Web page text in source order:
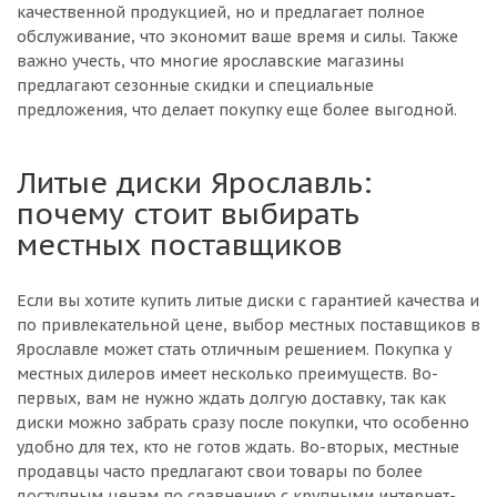
качественной продукцией, но и предлагает полное
обслуживание, что экономит ваше время и силы. Также
важно учесть, что многие ярославские магазины
предлагают сезонные скидки и специальные
предложения, что делает покупку еще более выгодной.
Литые диски Ярославль:
почему стоит выбирать
местных поставщиков
Если вы хотите купить литые диски с гарантией качества и
по привлекательной цене, выбор местных поставщиков в
Ярославле может стать отличным решением. Покупка у
местных дилеров имеет несколько преимуществ. Во-
первых, вам не нужно ждать долгую доставку, так как
диски можно забрать сразу после покупки, что особенно
удобно для тех, кто не готов ждать. Во-вторых, местные
продавцы часто предлагают свои товары по более